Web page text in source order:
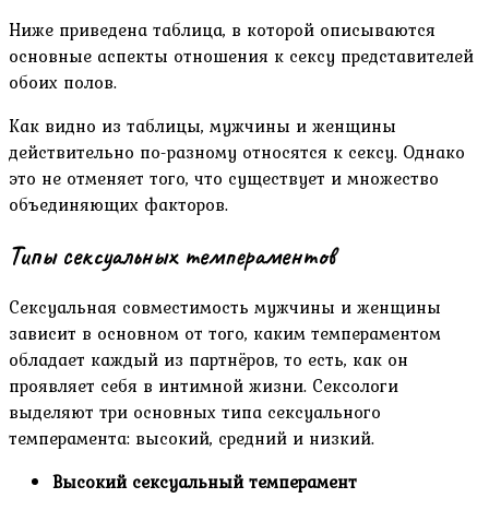
Ниже приведена таблица, в которой описываются
основные аспекты отношения к сексу представителей
обоих полов.
Как видно из таблицы, мужчины и женщины
действительно по-разному относятся к сексу. Однако
это не отменяет того, что существует и множество
объединяющих факторов.
Типы сексуальных темпераментов
Сексуальная совместимость мужчины и женщины
зависит в основном от того, каким темпераментом
обладает каждый из партнёров, то есть, как он
проявляет себя в интимной жизни. Сексологи
выделяют три основных типа сексуального
темперамента: высокий, средний и низкий.
Высокий сексуальный темперамент